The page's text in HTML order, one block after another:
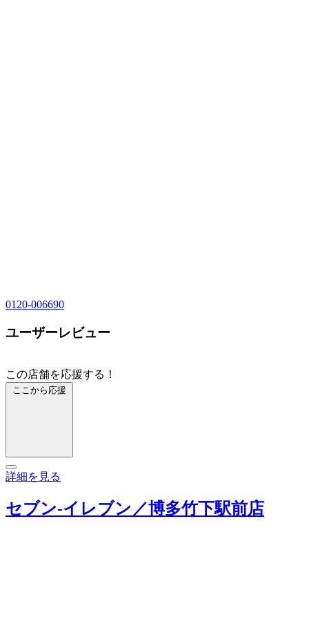
0120-006690
ユーザーレビュー
この店舗を応援する！
ここから応援
詳細を見る
セブン‐イレブン／博多竹下駅前店